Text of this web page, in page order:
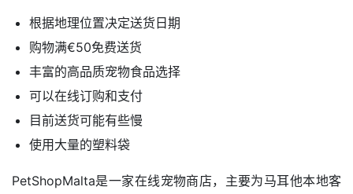
根据地理位置决定送货日期
购物满€50免费送货
丰富的高品质宠物食品选择
可以在线订购和支付
目前送货可能有些慢
使用大量的塑料袋
PetShopMalta是一家在线宠物商店，主要为马耳他本地客